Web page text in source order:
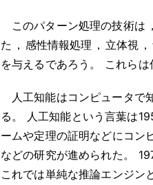
このパターン処理の技術は
た ， 感性情報処理 ， 立体視 ，
を与えるであろう 。 これら
人工知能はコンピュータで
る 。
人工知能という言葉は
ームや定理の証明などにコン
などの研究が進められた 。
これでは単純な推論エンジン